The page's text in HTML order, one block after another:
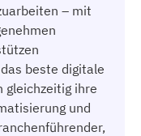
– mit
beste digitale
gleichzeitig ihre
und